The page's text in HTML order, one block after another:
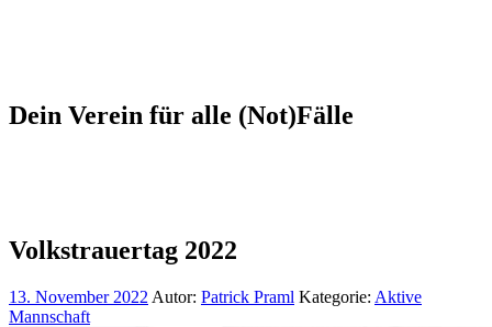
Dein Verein für alle (Not)Fälle
Volkstrauertag 2022
13. November 2022 Autor: Patrick Praml Kategorie: Aktive
Mannschaft